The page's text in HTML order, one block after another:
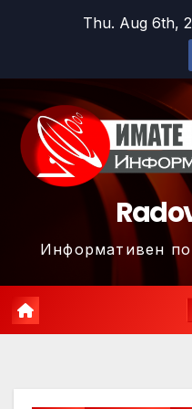
Thu. Aug 6th,
Информативен